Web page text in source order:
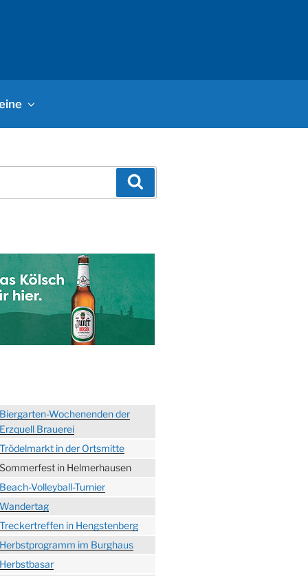
Biergarten-Wochenenden der
Erzquell Brauerei
Trödelmarkt in der Ortsmitte
Sommerfest in Helmerhausen
Beach-Volleyball-Turnier
Wandertag
Treckertreffen in Hengstenberg
Herbstprogramm im Burghaus
Herbstbasar